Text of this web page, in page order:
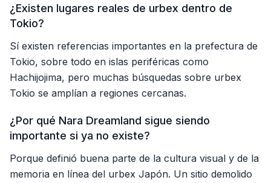
¿Existen lugares reales de urbex dentro de
Tokio?
Sí existen referencias importantes en la prefectura de
Tokio, sobre todo en islas periféricas como
Hachijojima, pero muchas búsquedas sobre urbex
Tokio se amplían a regiones cercanas.
¿Por qué Nara Dreamland sigue siendo
importante si ya no existe?
Porque definió buena parte de la cultura visual y de la
memoria en línea del urbex Japón. Un sitio demolido